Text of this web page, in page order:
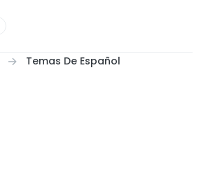
Temas De Español